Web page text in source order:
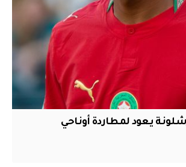
يعود لمطاردة أوناحي